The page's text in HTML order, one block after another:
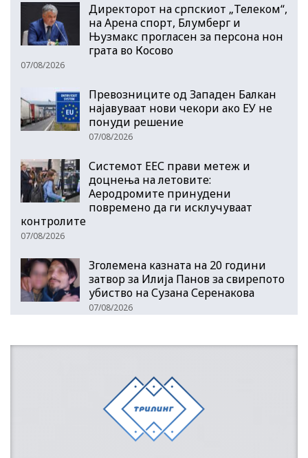
Директорот на српскиот „Телеком“,
на Арена спорт, Блумберг и
Њузмакс прогласен за персона нон
грата во Косово
07/08/2026
Превозниците од Западен Балкан
најавуваат нови чекори ако ЕУ не
понуди решение
07/08/2026
Системот ЕЕС прави метеж и
доцнења на летовите:
Аеродромите принудени
повремено да ги исклучуваат
контролите
07/08/2026
Зголемена казната на 20 години
затвор за Илија Панов за свирепото
убиство на Сузана Серенакова
07/08/2026